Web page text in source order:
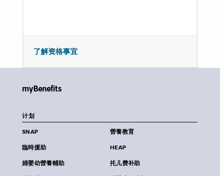
了解资格事宜
myBenefits
计划
SNAP 營養教育
臨時援助 HEAP
婦嬰幼營養輔助 扥儿费补助